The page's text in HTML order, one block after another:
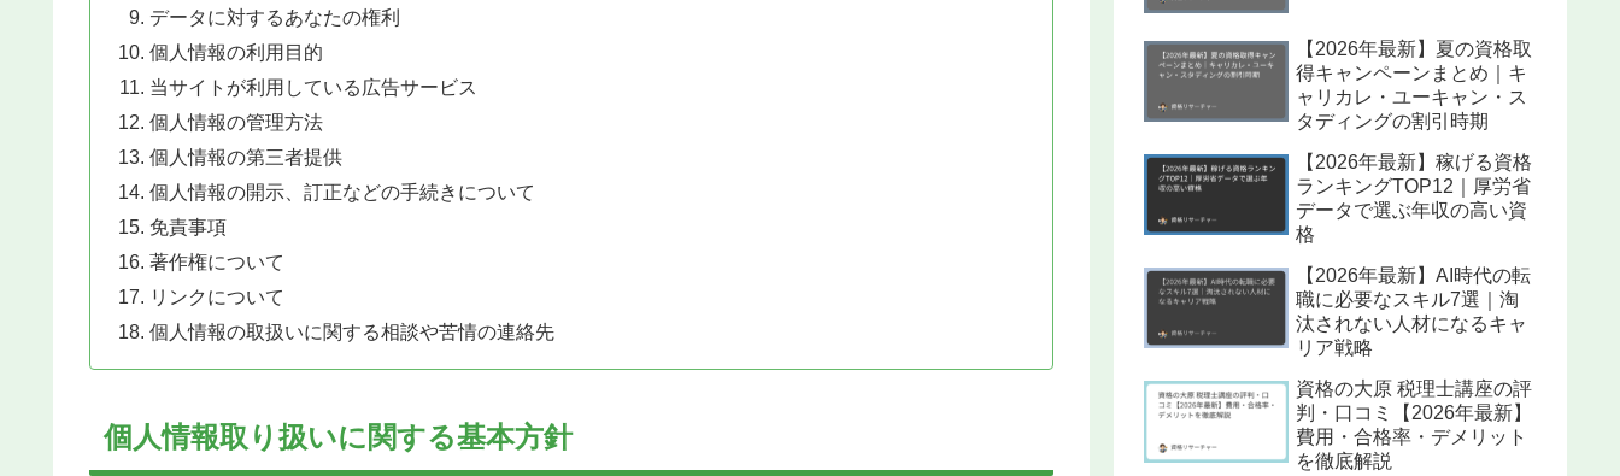
データに対するあなたの権利
個人情報の利用目的
当サイトが利用している広告サービス
個人情報の管理方法
個人情報の第三者提供
個人情報の開示、訂正などの手続きについて
免責事項
著作権について
リンクについて
個人情報の取扱いに関する相談や苦情の連絡先
個人情報取り扱いに関する基本方針
【2026年最新】夏の資格取
得キャンペーンまとめ｜キ
ャリカレ・ユーキャン・ス
タディングの割引時期
【2026年最新】稼げる資格
ランキングTOP12｜厚労省
データで選ぶ年収の高い資
格
【2026年最新】AI時代の転
職に必要なスキル7選｜淘
汰されない人材になるキャ
リア戦略
資格の大原 税理士講座の評
判・口コミ【2026年最新】
費用・合格率・デメリット
を徹底解説